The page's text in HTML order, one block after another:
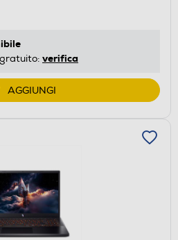
verifica
AGGIUNGI